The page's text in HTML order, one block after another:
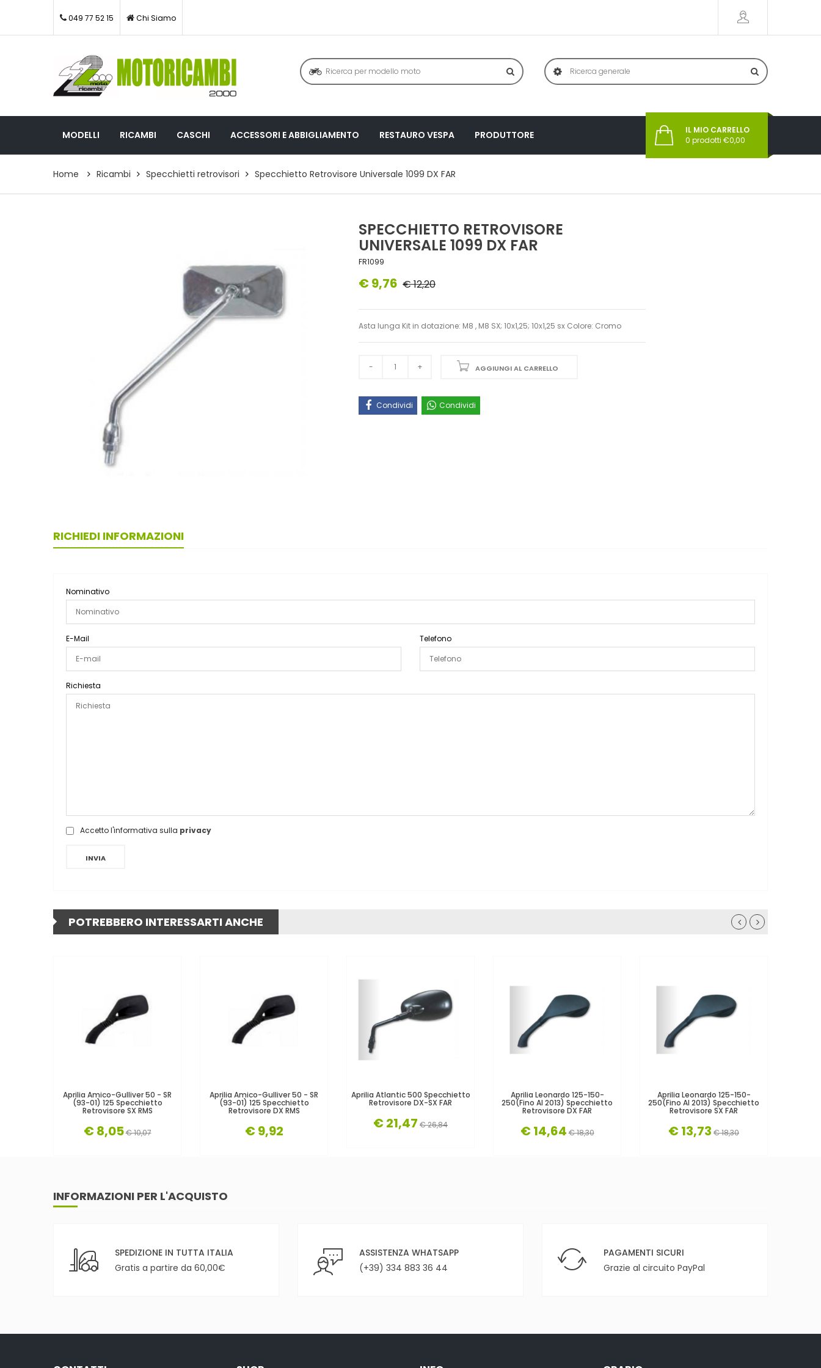
049 77 52 15 Chi Siamo
MODELLI RICAMBI CASCHI ACCESSORI E ABBIGLIAMENTO RESTAURO VESPA PRODUTTORE
IL MIO CARRELLO
0 prodotti €0,00
Home Ricambi Specchietti retrovisori Specchietto Retrovisore Universale 1099 DX FAR
SPECCHIETTO RETROVISORE
UNIVERSALE 1099 DX FAR
FR1099
€ 9,76 € 12,20
Asta lunga Kit in dotazione: M8 , M8 SX; 10x1,25; 10x1,25 sx Colore: Cromo
AGGIUNGI AL CARRELLO
Condividi Condividi
RICHIEDI INFORMAZIONI
Nominativo
E-Mail Telefono
Richiesta
Accetto l'informativa sulla privacy
INVIA
POTREBBERO INTERESSARTI ANCHE
Aprilia Amico-Gulliver 50 - SR
(93-01) 125 Specchietto
Retrovisore SX RMS
€ 8,05€ 10,07
Aprilia Amico-Gulliver 50 - SR
(93-01) 125 Specchietto
Retrovisore DX RMS
€ 9,92
Aprilia Atlantic 500 Specchietto
Retrovisore DX-SX FAR
€ 21,47 € 26,84
Aprilia Leonardo 125-150-
250(fino Al 2013) Specchietto
Retrovisore DX FAR
€ 14,64 € 18,30
Aprilia Leonardo 125-150-
250(fino Al 2013) Specchietto
Retrovisore SX FAR
€ 13,73 € 18,30
INFORMAZIONI PER L'ACQUISTO
SPEDIZIONE IN TUTTA ITALIA
Gratis a partire da 60,00€
ASSISTENZA WHATSAPP
(+39) 334 883 36 44
PAGAMENTI SICURI
Grazie al circuito PayPal